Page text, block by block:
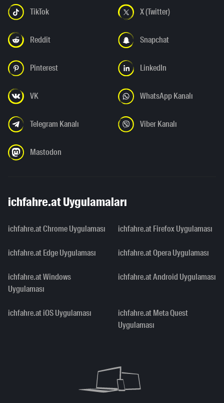
TikTok X (Twitter)
Reddit Snapchat
Pinterest LinkedIn
VK WhatsApp Kanalı
Telegram Kanalı Viber Kanalı
Mastodon
ichfahre.at Uygulamaları
ichfahre.at Chrome Uygulaması ichfahre.at Firefox Uygulaması
ichfahre.at Edge Uygulaması ichfahre.at Opera Uygulaması
ichfahre.at Windows
Uygulaması
ichfahre.at Android Uygulaması
ichfahre.at iOS Uygulaması
ichfahre.at Meta Quest
Uygulaması